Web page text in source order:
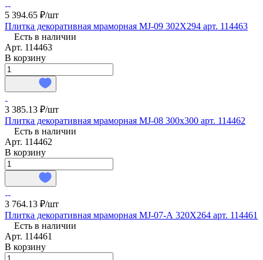
5 394.65 ₽/шт
Плитка декоративная мраморная MJ-09 302X294 арт. 114463
Есть в наличии
Арт. 114463
В корзину
3 385.13 ₽/шт
Плитка декоративная мраморная MJ-08 300x300 арт. 114462
Есть в наличии
Арт. 114462
В корзину
3 764.13 ₽/шт
Плитка декоративная мраморная MJ-07-А 320X264 арт. 114461
Есть в наличии
Арт. 114461
В корзину